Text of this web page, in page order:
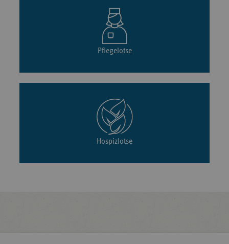
Pflegelotse
Hospizlotse